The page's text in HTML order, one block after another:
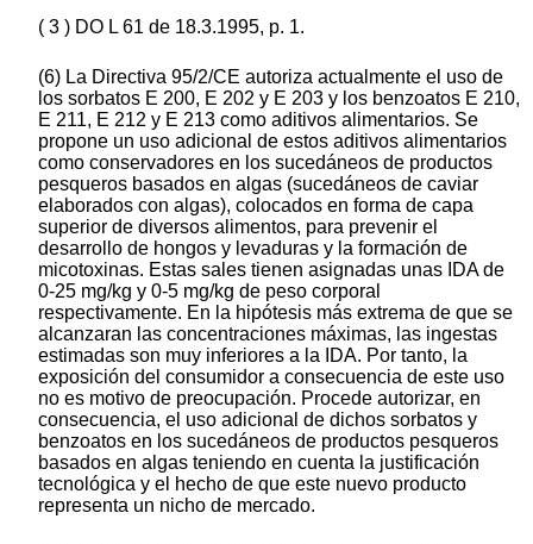
( 3 ) DO L 61 de 18.3.1995, p. 1.
(6) La Directiva 95/2/CE autoriza actualmente el uso de
los sorbatos E 200, E 202 y E 203 y los benzoatos E 210,
E 211, E 212 y E 213 como aditivos alimentarios. Se
propone un uso adicional de estos aditivos alimentarios
como conservadores en los sucedáneos de productos
pesqueros basados en algas (sucedáneos de caviar
elaborados con algas), colocados en forma de capa
superior de diversos alimentos, para prevenir el
desarrollo de hongos y levaduras y la formación de
micotoxinas. Estas sales tienen asignadas unas IDA de
0-25 mg/kg y 0-5 mg/kg de peso corporal
respectivamente. En la hipótesis más extrema de que se
alcanzaran las concentraciones máximas, las ingestas
estimadas son muy inferiores a la IDA. Por tanto, la
exposición del consumidor a consecuencia de este uso
no es motivo de preocupación. Procede autorizar, en
consecuencia, el uso adicional de dichos sorbatos y
benzoatos en los sucedáneos de productos pesqueros
basados en algas teniendo en cuenta la justificación
tecnológica y el hecho de que este nuevo producto
representa un nicho de mercado.